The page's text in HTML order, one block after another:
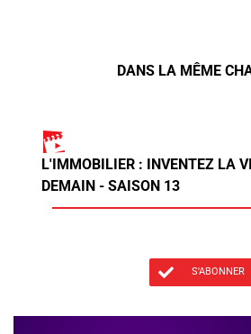
DANS LA MÊME
L'IMMOBILIER : INVENTEZ LA
DEMAIN - SAISON 13
S'ABONNER